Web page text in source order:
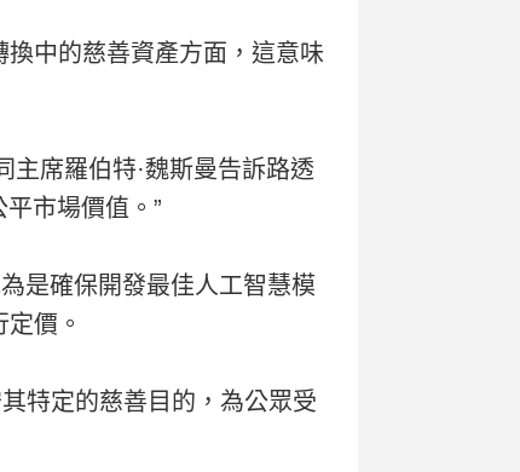
中的慈善資產方面，這意味
主席羅伯特·魏斯曼告訴路透
市場價值。”
是確保開發最佳人工智慧模
價。
特定的慈善目的，為公眾受